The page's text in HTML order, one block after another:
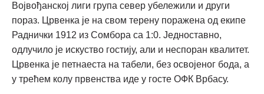
Војвођанској лиги група север убележили и други
пораз. Црвенка је на свом терену поражена од екипе
Раднички 1912 из Сомбора са 1:0. Једноставно,
одлучило је искуство гостију, али и неспоран квалитет.
Црвенка је петнаеста на табели, без освојеног бода, а
у трећем колу првенства иде у госте ОФК Врбасу.